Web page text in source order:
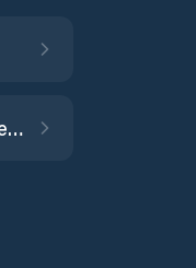
City Municipality of Celje